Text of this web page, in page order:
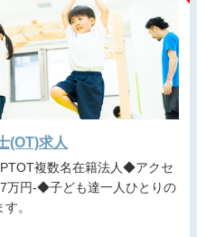
(OT)求人
円-◆子ども達一人ひとりの
。